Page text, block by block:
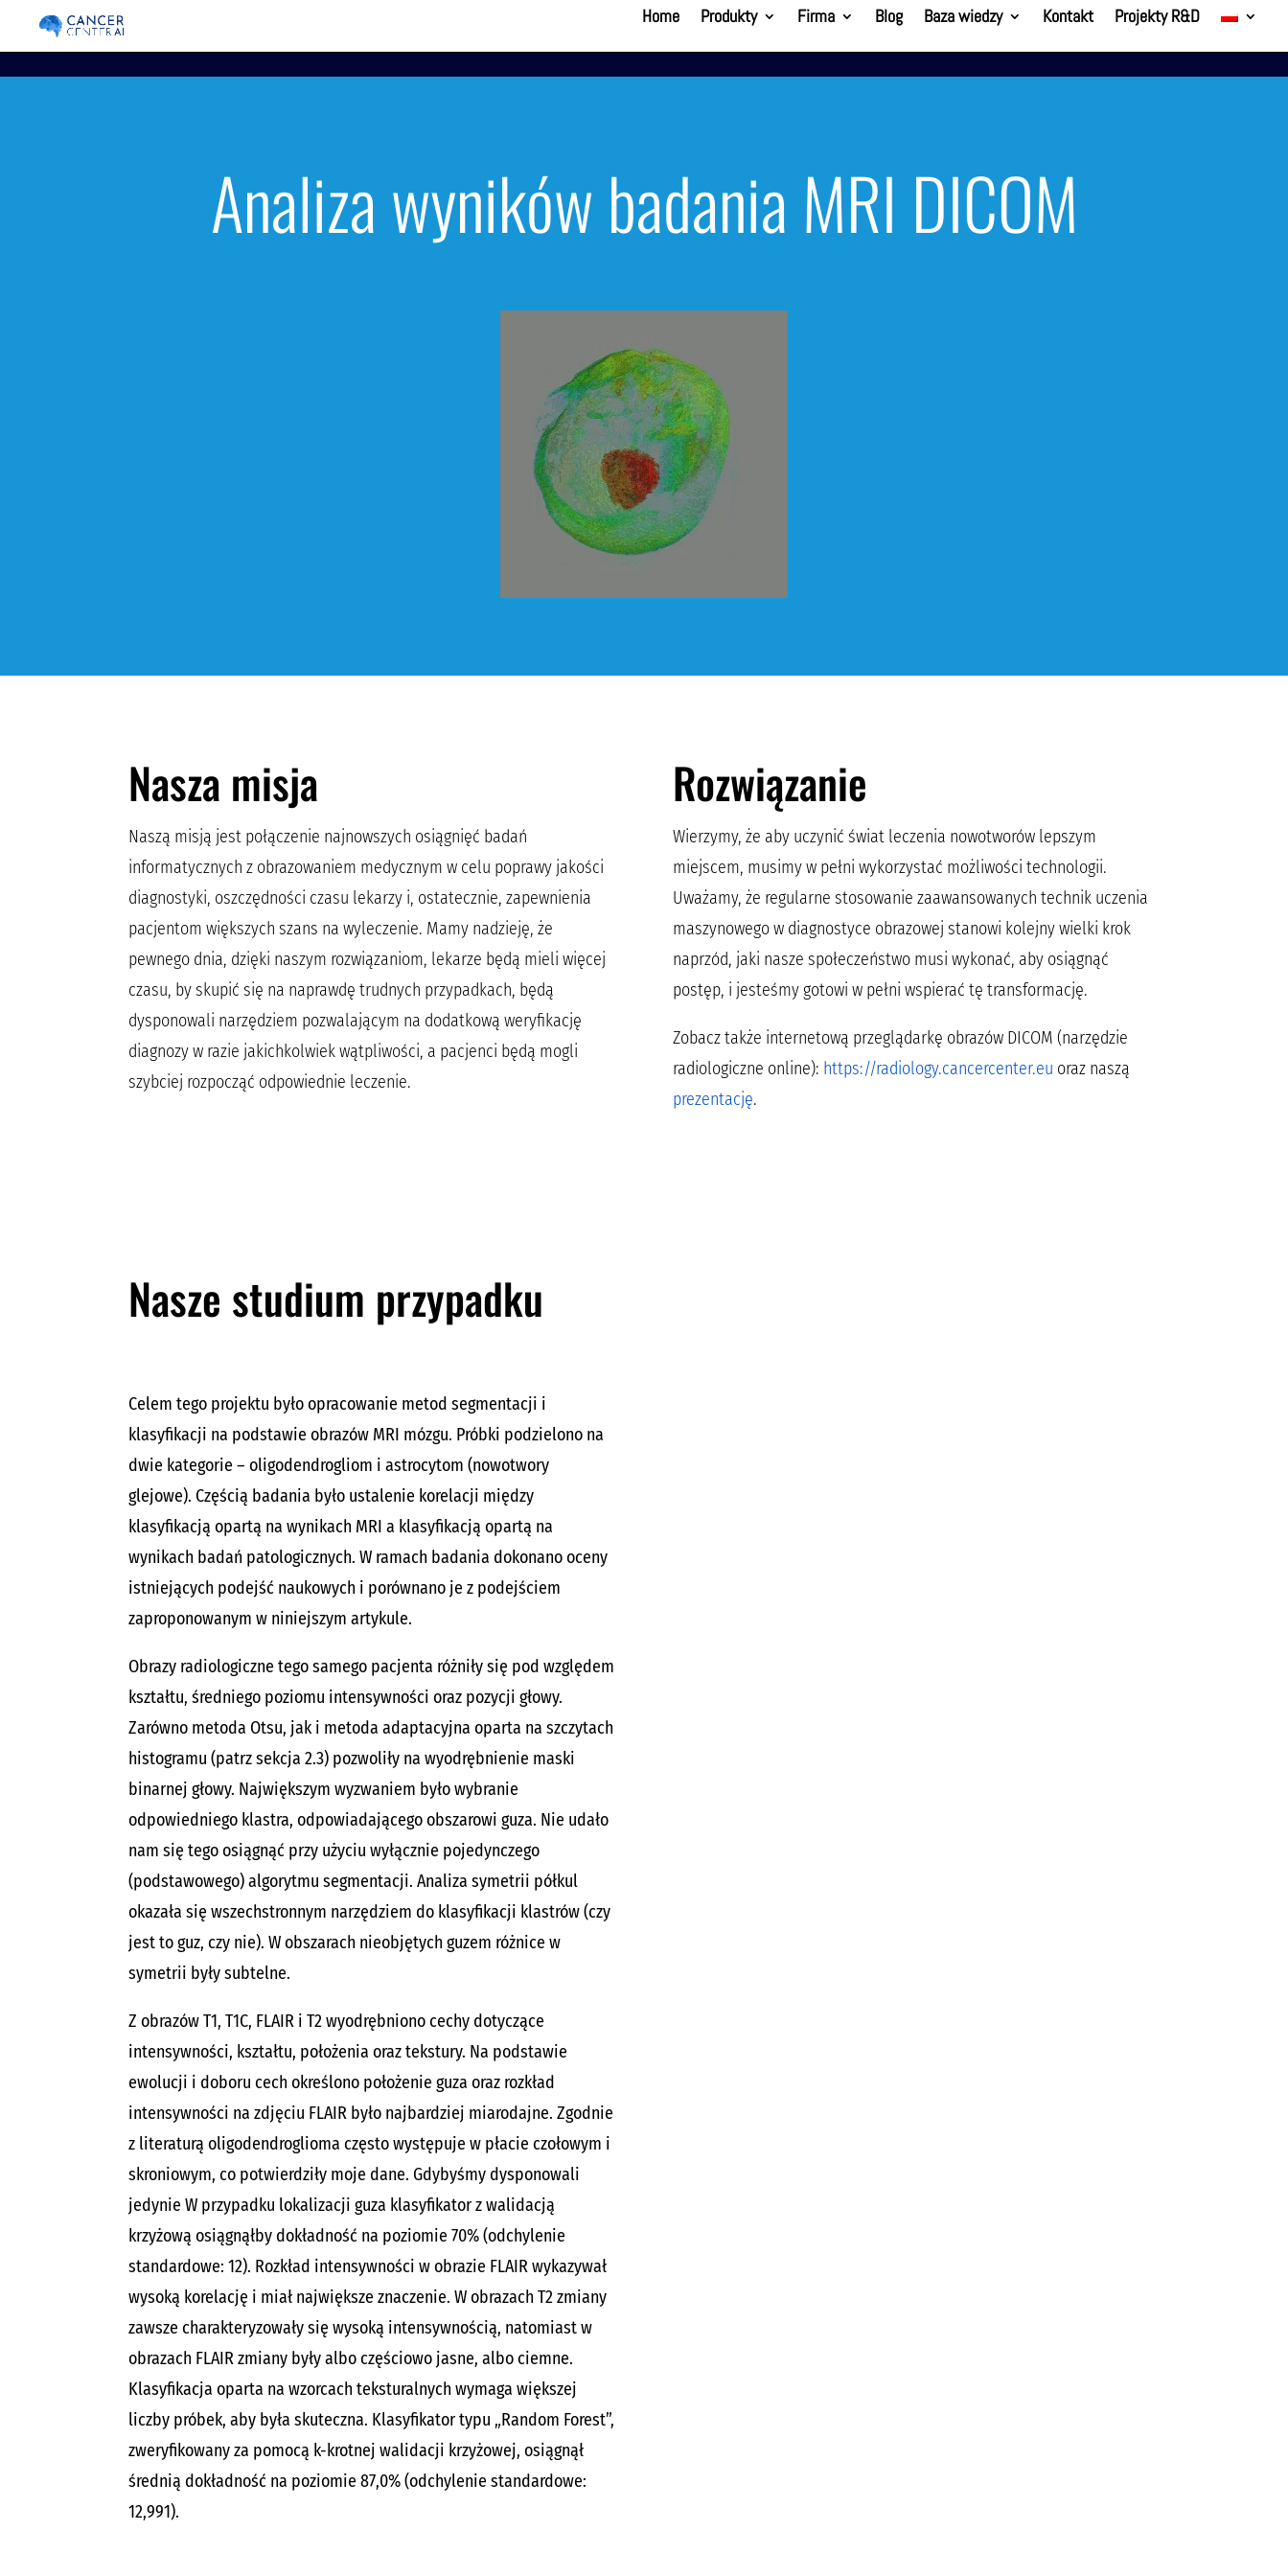
Home Produkty Firma Blog Baza wiedzy Kontakt Projekty R&D
Analiza wyników badania MRI DICOM
Nasza misja
Naszą misją jest połączenie najnowszych osiągnięć badań
informatycznych z obrazowaniem medycznym w celu poprawy jakości
diagnostyki, oszczędności czasu lekarzy i, ostatecznie, zapewnienia
pacjentom większych szans na wyleczenie. Mamy nadzieję, że
pewnego dnia, dzięki naszym rozwiązaniom, lekarze będą mieli więcej
czasu, by skupić się na naprawdę trudnych przypadkach, będą
dysponowali narzędziem pozwalającym na dodatkową weryfikację
diagnozy w razie jakichkolwiek wątpliwości, a pacjenci będą mogli
szybciej rozpocząć odpowiednie leczenie.
Rozwiązanie
Wierzymy, że aby uczynić świat leczenia nowotworów lepszym
miejscem, musimy w pełni wykorzystać możliwości technologii.
Uważamy, że regularne stosowanie zaawansowanych technik uczenia
maszynowego w diagnostyce obrazowej stanowi kolejny wielki krok
naprzód, jaki nasze społeczeństwo musi wykonać, aby osiągnąć
postęp, i jesteśmy gotowi w pełni wspierać tę transformację.
Zobacz także internetową przeglądarkę obrazów DICOM (narzędzie
radiologiczne online): https://radiology.cancercenter.eu oraz naszą
prezentację.
Nasze studium przypadku
Celem tego projektu było opracowanie metod segmentacji i
klasyfikacji na podstawie obrazów MRI mózgu. Próbki podzielono na
dwie kategorie – oligodendrogliom i astrocytom (nowotwory
glejowe). Częścią badania było ustalenie korelacji między
klasyfikacją opartą na wynikach MRI a klasyfikacją opartą na
wynikach badań patologicznych. W ramach badania dokonano oceny
istniejących podejść naukowych i porównano je z podejściem
zaproponowanym w niniejszym artykule.
Obrazy radiologiczne tego samego pacjenta różniły się pod względem
kształtu, średniego poziomu intensywności oraz pozycji głowy.
Zarówno metoda Otsu, jak i metoda adaptacyjna oparta na szczytach
histogramu (patrz sekcja 2.3) pozwoliły na wyodrębnienie maski
binarnej głowy. Największym wyzwaniem było wybranie
odpowiedniego klastra, odpowiadającego obszarowi guza. Nie udało
nam się tego osiągnąć przy użyciu wyłącznie pojedynczego
(podstawowego) algorytmu segmentacji. Analiza symetrii półkul
okazała się wszechstronnym narzędziem do klasyfikacji klastrów (czy
jest to guz, czy nie). W obszarach nieobjętych guzem różnice w
symetrii były subtelne.
Z obrazów T1, T1C, FLAIR i T2 wyodrębniono cechy dotyczące
intensywności, kształtu, położenia oraz tekstury. Na podstawie
ewolucji i doboru cech określono położenie guza oraz rozkład
intensywności na zdjęciu FLAIR było najbardziej miarodajne. Zgodnie
z literaturą oligodendroglioma często występujew płacie czołowym i
skroniowym, co potwierdziły moje dane. Gdybyśmy dysponowali
jedynieW przypadku lokalizacji guza klasyfikator z walidacją
krzyżową osiągnąłby dokładność na poziomie 70% (odchylenie
standardowe: 12). Rozkład intensywności w obrazie FLAIR wykazywał
wysoką korelację i miał największe znaczenie. W obrazach T2 zmiany
zawsze charakteryzowały się wysoką intensywnością, natomiast w
obrazach FLAIR zmiany były albo częściowo jasne, albo ciemne.
Klasyfikacja oparta na wzorcach teksturalnych wymaga większej
liczby próbek, aby była skuteczna. Klasyfikator typu „Random Forest”,
zweryfikowany za pomocą k-krotnej walidacji krzyżowej, osiągnął
średnią dokładność na poziomie 87,0% (odchylenie standardowe:
12,991).